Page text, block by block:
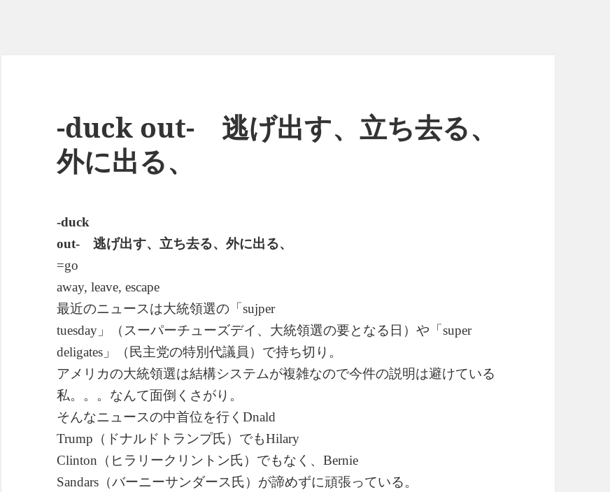
-duck out- 逃げ出す、立ち去る、
外に出る、
-duck
out-
逃げ出す、立ち去る、外に出る、
=go
away, leave, escape
最近のニュースは大統領選の「sujper
tuesday 」（スーパーチューズデイ、大統領選の要となる日）や「super
deligates 」（民主党の特別代議員）で持ち切り。
アメリカの大統領選は結構システムが複雑なので今件の説明は避けている
私。。。なんて面倒くさがり。
そんなニュースの中首位を行くDnald
Trump
（ドナルドトランプ氏）でもHilary
Clinton
（ヒラリークリントン氏）でもなく、Bernie
Sandars （バーニーサンダース氏）が諦めずに頑張っている。